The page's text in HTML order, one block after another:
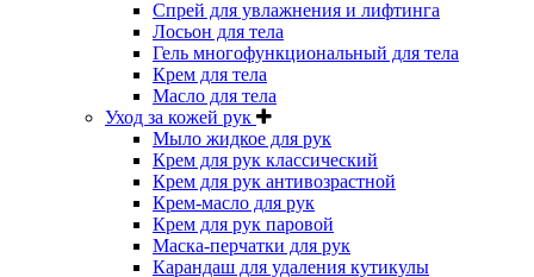
Спрей для увлажнения и лифтинга
Лосьон для тела
Гель многофункциональный для тела
Крем для тела
Масло для тела
Уход за кожей рук
Мыло жидкое для рук
Крем для рук классический
Крем для рук антивозрастной
Крем-масло для рук
Крем для рук паровой
Маска-перчатки для рук
Карандаш для удаления кутикулы